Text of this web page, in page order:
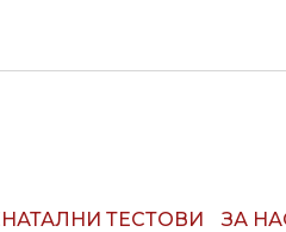
ТЕСТОВИ ЗА